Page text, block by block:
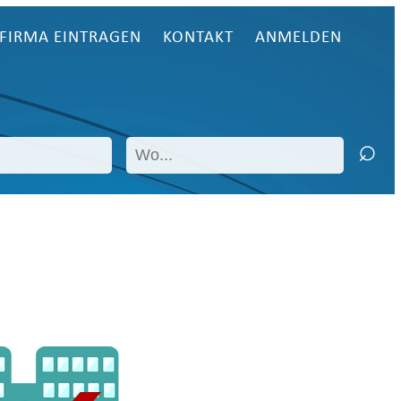
FIRMA EINTRAGEN KONTAKT ANMELDEN